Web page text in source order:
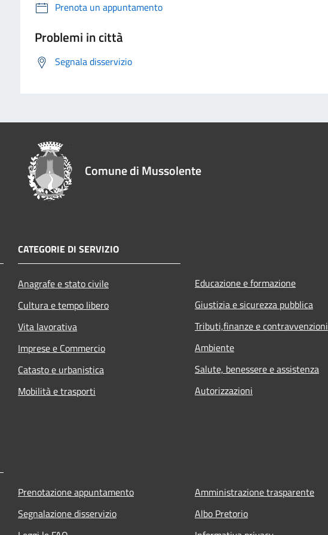
Prenota un appuntamento
Problemi in città
Segnala disservizio
Comune di Mussolente
CATEGORIE DI SERVIZIO
Anagrafe e stato civile
Cultura e tempo libero
Vita lavorativa
Imprese e Commercio
Catasto e urbanistica
Mobilità e trasporti
Educazione e formazione
Giustizia e sicurezza pubblica
Tributi,finanze e contravvenzioni
Ambiente
Salute, benessere e assistenza
Autorizzazioni
Prenotazione appuntamento
Segnalazione disservizio
Amministrazione trasparente
Albo Pretorio